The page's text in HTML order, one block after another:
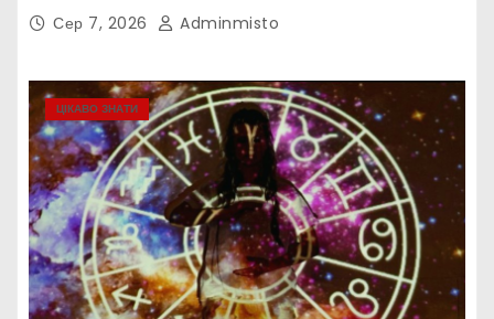
Сер 7, 2026 Adminmisto
ЦІКАВО ЗНАТИ